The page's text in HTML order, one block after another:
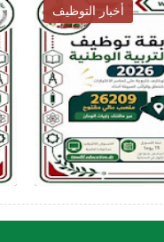
أخبار التوظيف